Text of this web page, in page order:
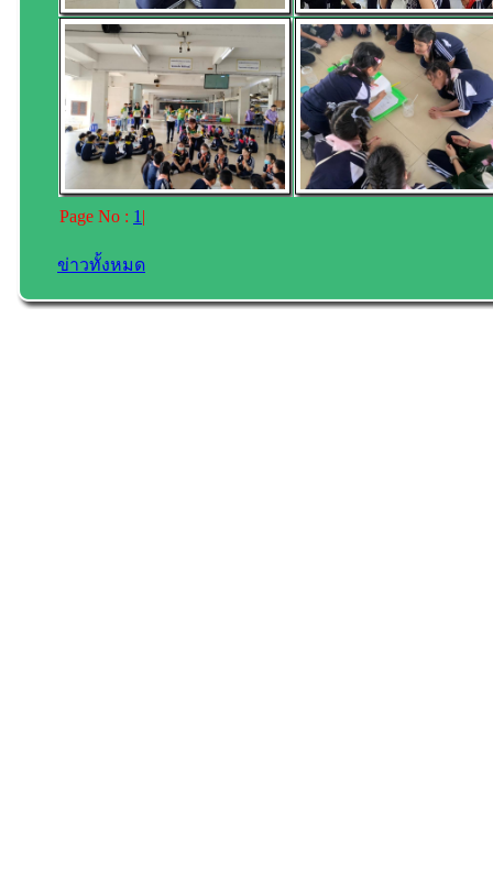
Page No : 1 |
ข่าวทั้งหมด